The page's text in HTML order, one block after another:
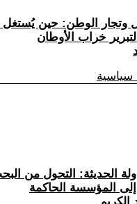
وتجار الوطن: حين
خراب الأوطان
سياسية
الحديثة: التحول من
إلى المؤسسة الحاكمة